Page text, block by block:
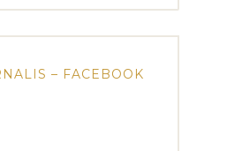
– FACEBOOK